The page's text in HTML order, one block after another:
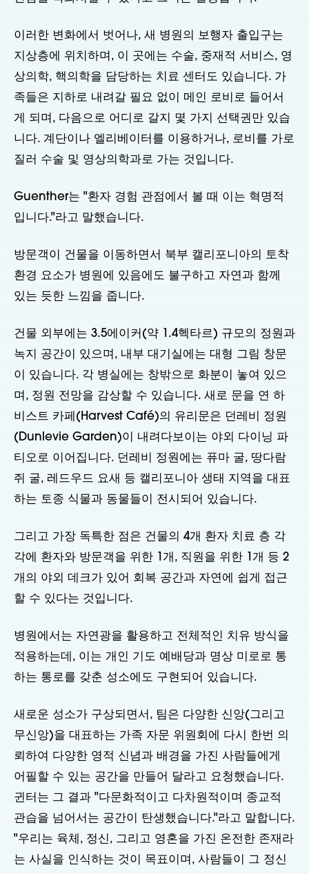
이러한 변화에서 벗어나, 새 병원의 보행자 출입구는
지상층에 위치하며, 이 곳에는 수술, 중재적 서비스, 영
상의학, 핵의학을 담당하는 치료 센터도 있습니다. 가
족들은 지하로 내려갈 필요 없이 메인 로비로 들어서
게 되며, 다음으로 어디로 갈지 몇 가지 선택권만 있습
니다. 계단이나 엘리베이터를 이용하거나, 로비를 가로
질러 수술 및 영상의학과로 가는 것입니다.
Guenther는 "환자 경험 관점에서 볼 때 이는 혁명적
입니다."라고 말했습니다.
방문객이 건물을 이동하면서 북부 캘리포니아의 토착
환경 요소가 병원에 있음에도 불구하고 자연과 함께
있는 듯한 느낌을 줍니다.
건물 외부에는 3.5에이커(약 1.4헥타르) 규모의 정원과
녹지 공간이 있으며, 내부 대기실에는 대형 그림 창문
이 있습니다. 각 병실에는 창밖으로 화분이 놓여 있으
며, 정원 전망을 감상할 수 있습니다. 새로 문을 연 하
비스트 카페(Harvest Café)의 유리문은 던레비 정원
(Dunlevie Garden)이 내려다보이는 야외 다이닝 파
티오로 이어집니다. 던레비 정원에는 퓨마 굴, 땅다람
쥐 굴, 레드우드 요새 등 캘리포니아 생태 지역을 대표
하는 토종 식물과 동물들이 전시되어 있습니다.
그리고 가장 독특한 점은 건물의 4개 환자 치료 층 각
각에 환자와 방문객을 위한 1개, 직원을 위한 1개 등 2
개의 야외 데크가 있어 회복 공간과 자연에 쉽게 접근
할 수 있다는 것입니다.
병원에서는 자연광을 활용하고 전체적인 치유 방식을
적용하는데, 이는 개인 기도 예배당과 명상 미로로 통
하는 통로를 갖춘 성소에도 구현되어 있습니다.
새로운 성소가 구상되면서, 팀은 다양한 신앙(그리고
무신앙)을 대표하는 가족 자문 위원회에 다시 한번 의
뢰하여 다양한 영적 신념과 배경을 가진 사람들에게
어필할 수 있는 공간을 만들어 달라고 요청했습니다.
귄터는 그 결과 "다문화적이고 다차원적이며 종교적
관습을 넘어서는 공간이 탄생했습니다."라고 말합니다.
"우리는 육체, 정신, 그리고 영혼을 가진 온전한 존재라
는 사실을 인식하는 것이 목표이며, 사람들이 그 정신